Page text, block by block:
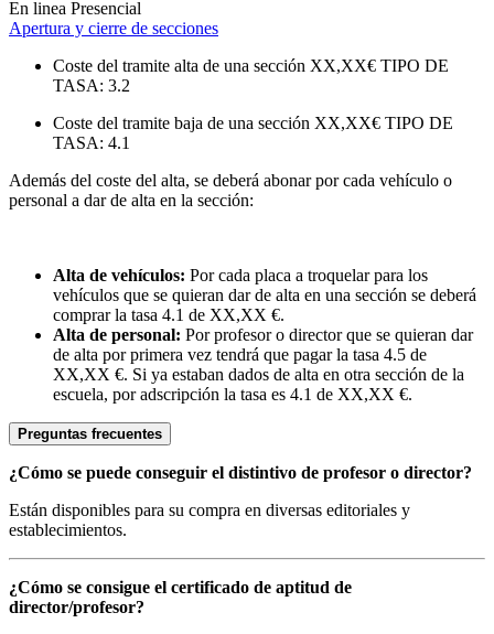
En linea Presencial
Apertura y cierre de secciones
Coste del tramite alta de una sección XX,XX€ TIPO DE
TASA: 3.2
Coste del tramite baja de una sección XX,XX€ TIPO DE
TASA: 4.1
Además del coste del alta, se deberá abonar por cada vehículo o
personal a dar de alta en la sección:
Alta de vehículos: Por cada placa a troquelar para los
vehículos que se quieran dar de alta en una sección se deberá
comprar la tasa 4.1 de XX,XX €.
Alta de personal: Por profesor o director que se quieran dar
de alta por primera vez tendrá que pagar la tasa 4.5 de
XX,XX €. Si ya estaban dados de alta en otra sección de la
escuela, por adscripción la tasa es 4.1 de XX,XX €.
Preguntas frecuentes
¿Cómo se puede conseguir el distintivo de profesor o director?
Están disponibles para su compra en diversas editoriales y
establecimientos.
¿Cómo se consigue el certificado de aptitud de
director/profesor?